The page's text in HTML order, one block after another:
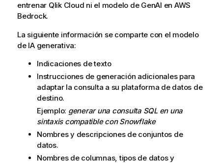
o
t
i
n
entrenar Qlik Cloud ni el modelo de GenAI en AWS
Bedrock.
La siguiente información se comparte con el modelo
de IA generativa:
Indicaciones de texto
Instrucciones de generación adicionales para
adaptar la consulta a su plataforma de datos de
destino.
Ejemplo: generar una consulta SQL en una
sintaxis compatible con Snowflake
Nombres y descripciones de conjuntos de
datos.
Nombres de columnas, tipos de datos y